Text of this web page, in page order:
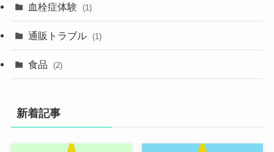
血栓症体験 (1)
通販トラブル (1)
食品 (2)
新着記事